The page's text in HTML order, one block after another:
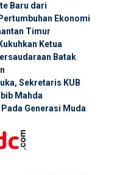
Baru dari
Ekonomi
Timur
Ketua
Batak
Sekretaris KUB
Mahda
Generasi Muda